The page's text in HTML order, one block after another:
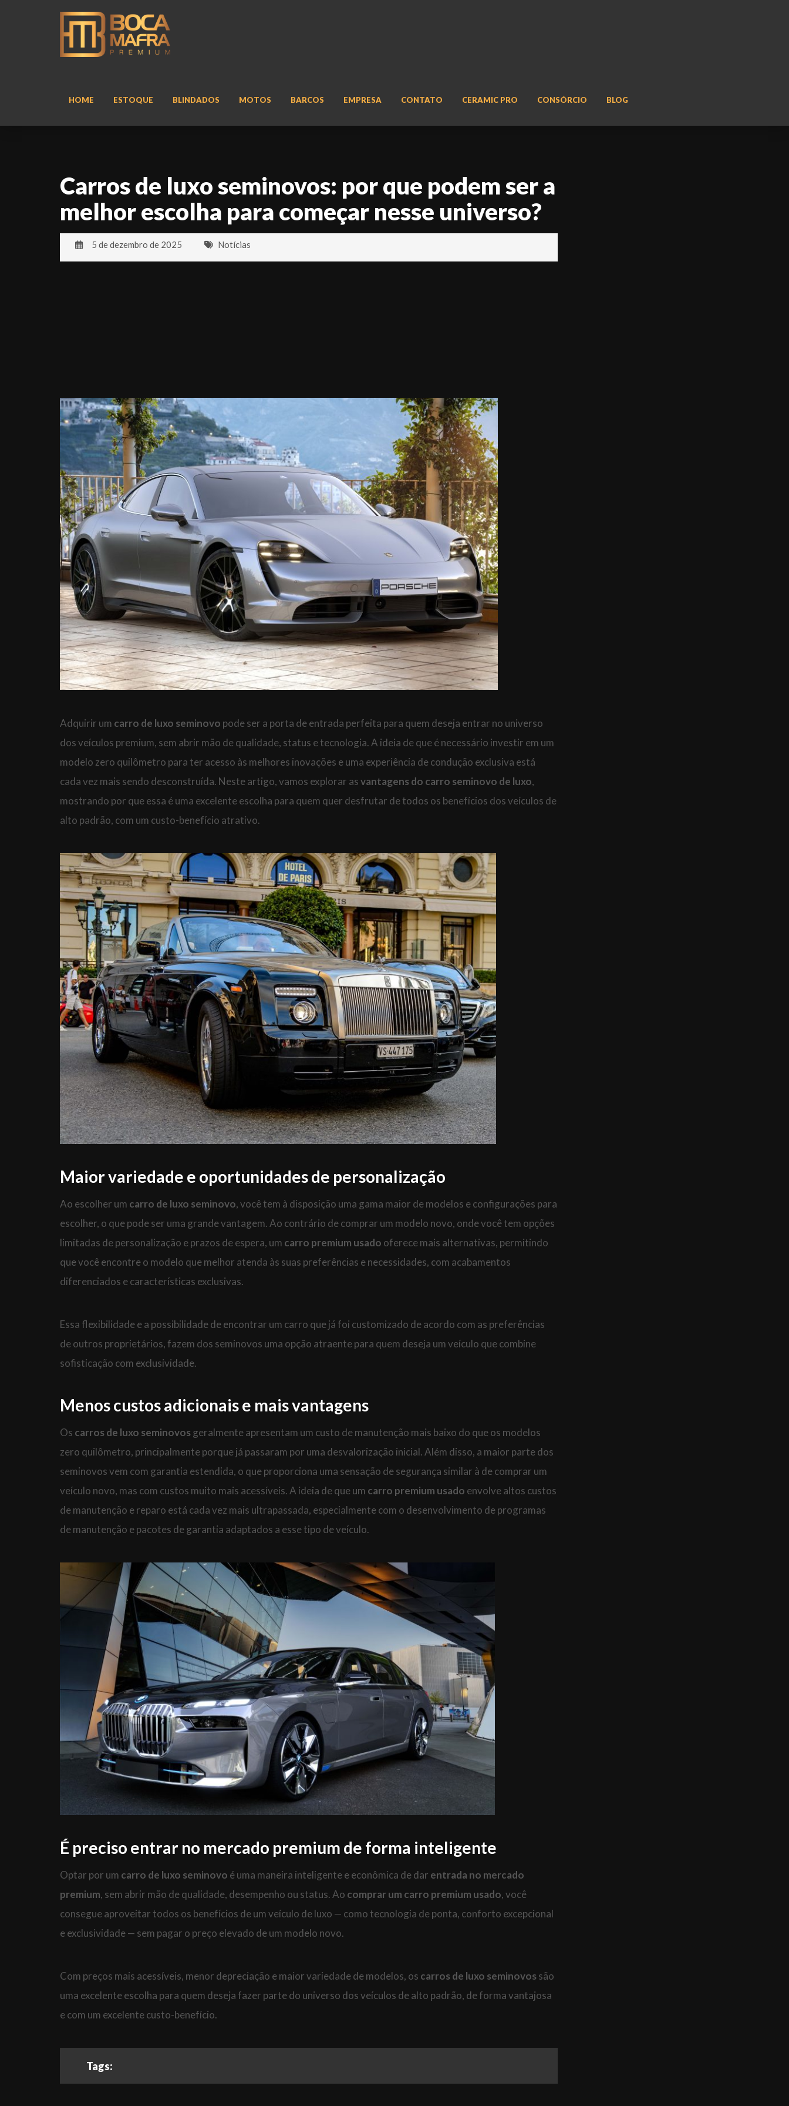
HOME ESTOQUE BLINDADOS MOTOS BARCOS EMPRESA CONTATO CERAMIC PRO CONSÓRCIO BLOG
Carros de luxo seminovos: por que podem ser a
melhor escolha para começar nesse universo?
5 de dezembro de 2025 Notícias
Adquirir um carro de luxo seminovo pode ser a porta de entrada perfeita para quem deseja entrar no universo
dos veículos premium, sem abrir mão de qualidade, status e tecnologia. A ideia de que é necessário investir em um
modelo zero quilômetro para ter acesso às melhores inovações e uma experiência de condução exclusiva está
cada vez mais sendo desconstruída. Neste artigo, vamos explorar asvantagens do carro seminovo de luxo,
mostrando por que essa é uma excelente escolha para quem quer desfrutar de todos os benefícios dos veículos de
alto padrão, com um custo-benefício atrativo.
Maior variedade e oportunidades de personalização
Ao escolher um carro de luxo seminovo, você tem à disposição uma gama maior de modelos e configurações para
escolher, o que pode ser uma grande vantagem. Ao contrário de comprar um modelo novo, onde você tem opções
limitadas de personalização e prazos de espera, um carro premium usado oferece mais alternativas, permitindo
que você encontre o modelo que melhor atenda às suas preferências e necessidades, com acabamentos
diferenciados e características exclusivas.
Essa flexibilidade e a possibilidade de encontrar um carro que já foi customizado de acordo com as preferências
de outros proprietários, fazem dos seminovos uma opção atraente para quem deseja um veículo que combine
sofisticação com exclusividade.
Menos custos adicionais e mais vantagens
Os carros de luxo seminovosgeralmente apresentam um custo de manutenção mais baixo do que os modelos
zero quilômetro, principalmente porque já passaram por uma desvalorização inicial. Além disso, a maior parte dos
seminovos vem com garantia estendida, o que proporciona uma sensação de segurança similar à de comprar um
veículo novo, mas com custos muito mais acessíveis. A ideia de que um carro premium usado envolve altos custos
de manutenção e reparo está cada vez mais ultrapassada, especialmente com o desenvolvimento de programas
de manutenção e pacotes de garantia adaptados a esse tipo de veículo.
É preciso entrar no mercado premium de forma inteligente
Optar por um carro de luxo seminovo é uma maneira inteligente e econômica de dar entrada no mercado
premium, sem abrir mão de qualidade, desempenho ou status. Ao comprar um carro premium usado, você
consegue aproveitar todos os benefícios de um veículo de luxo — como tecnologia de ponta, conforto excepcional
e exclusividade — sem pagar o preço elevado de um modelo novo.
Com preços mais acessíveis, menor depreciação e maior variedade de modelos, os carros de luxo seminovossão
uma excelente escolha para quem deseja fazer parte do universo dos veículos de alto padrão, de forma vantajosa
e com um excelente custo-benefício.
Tags: